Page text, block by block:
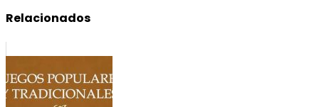
Relacionados